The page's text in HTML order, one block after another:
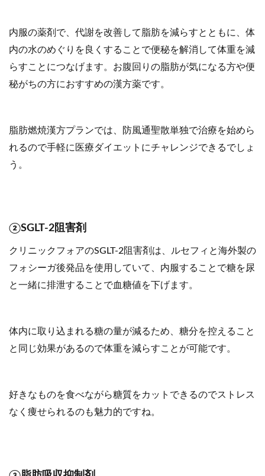
内服の薬剤で、代謝を改善して脂肪を減らすとともに、体
内の水のめぐりを良くすることで便秘を解消して体重を減
らすことにつなげます。お腹回りの脂肪が気になる方や便
秘がちの方におすすめの漢方薬です。
脂肪燃焼漢方プランでは、防風通聖散単独で治療を始めら
れるので手軽に医療ダイエットにチャレンジできるでしょ
う。
②SGLT-2阻害剤
クリニックフォアのSGLT-2阻害剤は、ルセフィと海外製の
フォシーガ後発品を使用していて、内服することで糖を尿
と一緒に排泄することで血糖値を下げます。
体内に取り込まれる糖の量が減るため、糖分を控えること
と同じ効果があるので体重を減らすことが可能です。
好きなものを食べながら糖質をカットできるのでストレス
なく痩せられるのも魅力的ですね。